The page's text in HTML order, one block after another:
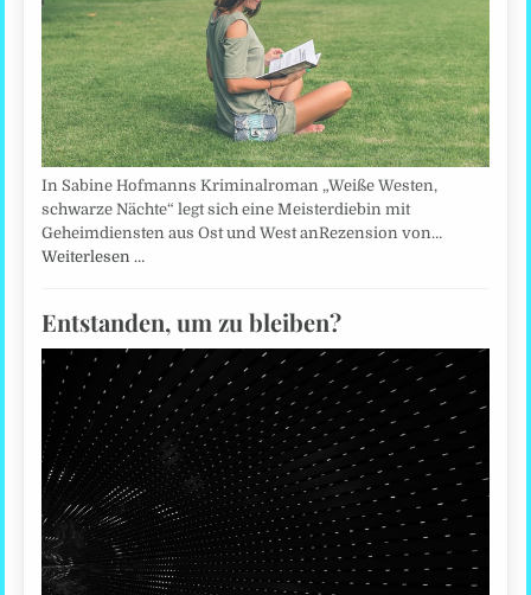
In Sabine Hofmanns Kriminalroman „Weiße Westen,
schwarze Nächte“ legt sich eine Meisterdiebin mit
Geheimdiensten aus Ost und West anRezension von…
Weiterlesen …
Entstanden, um zu bleiben?